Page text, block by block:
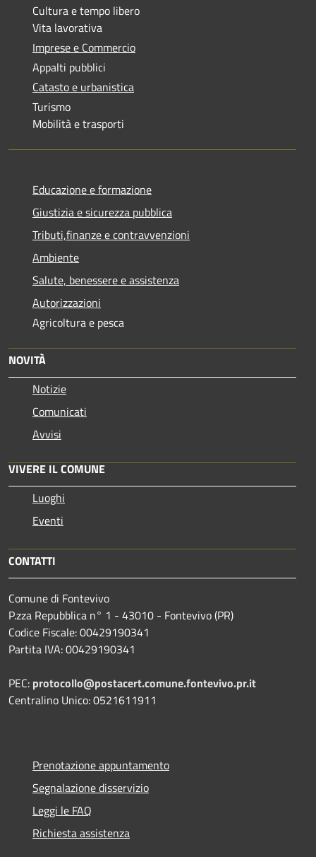
Cultura e tempo libero
Vita lavorativa
Imprese e Commercio
Appalti pubblici
Catasto e urbanistica
Turismo
Mobilità e trasporti
Educazione e formazione
Giustizia e sicurezza pubblica
Tributi,finanze e contravvenzioni
Ambiente
Salute, benessere e assistenza
Autorizzazioni
Agricoltura e pesca
NOVITÀ
Notizie
Comunicati
Avvisi
VIVERE IL COMUNE
Luoghi
Eventi
CONTATTI
Comune di Fontevivo
P.zza Repubblica n° 1 - 43010 - Fontevivo (PR)
Codice Fiscale: 00429190341
Partita IVA: 00429190341
PEC: protocollo@postacert.comune.fontevivo.pr.it
Centralino Unico: 0521611911
Prenotazione appuntamento
Segnalazione disservizio
Leggi le FAQ
Richiesta assistenza